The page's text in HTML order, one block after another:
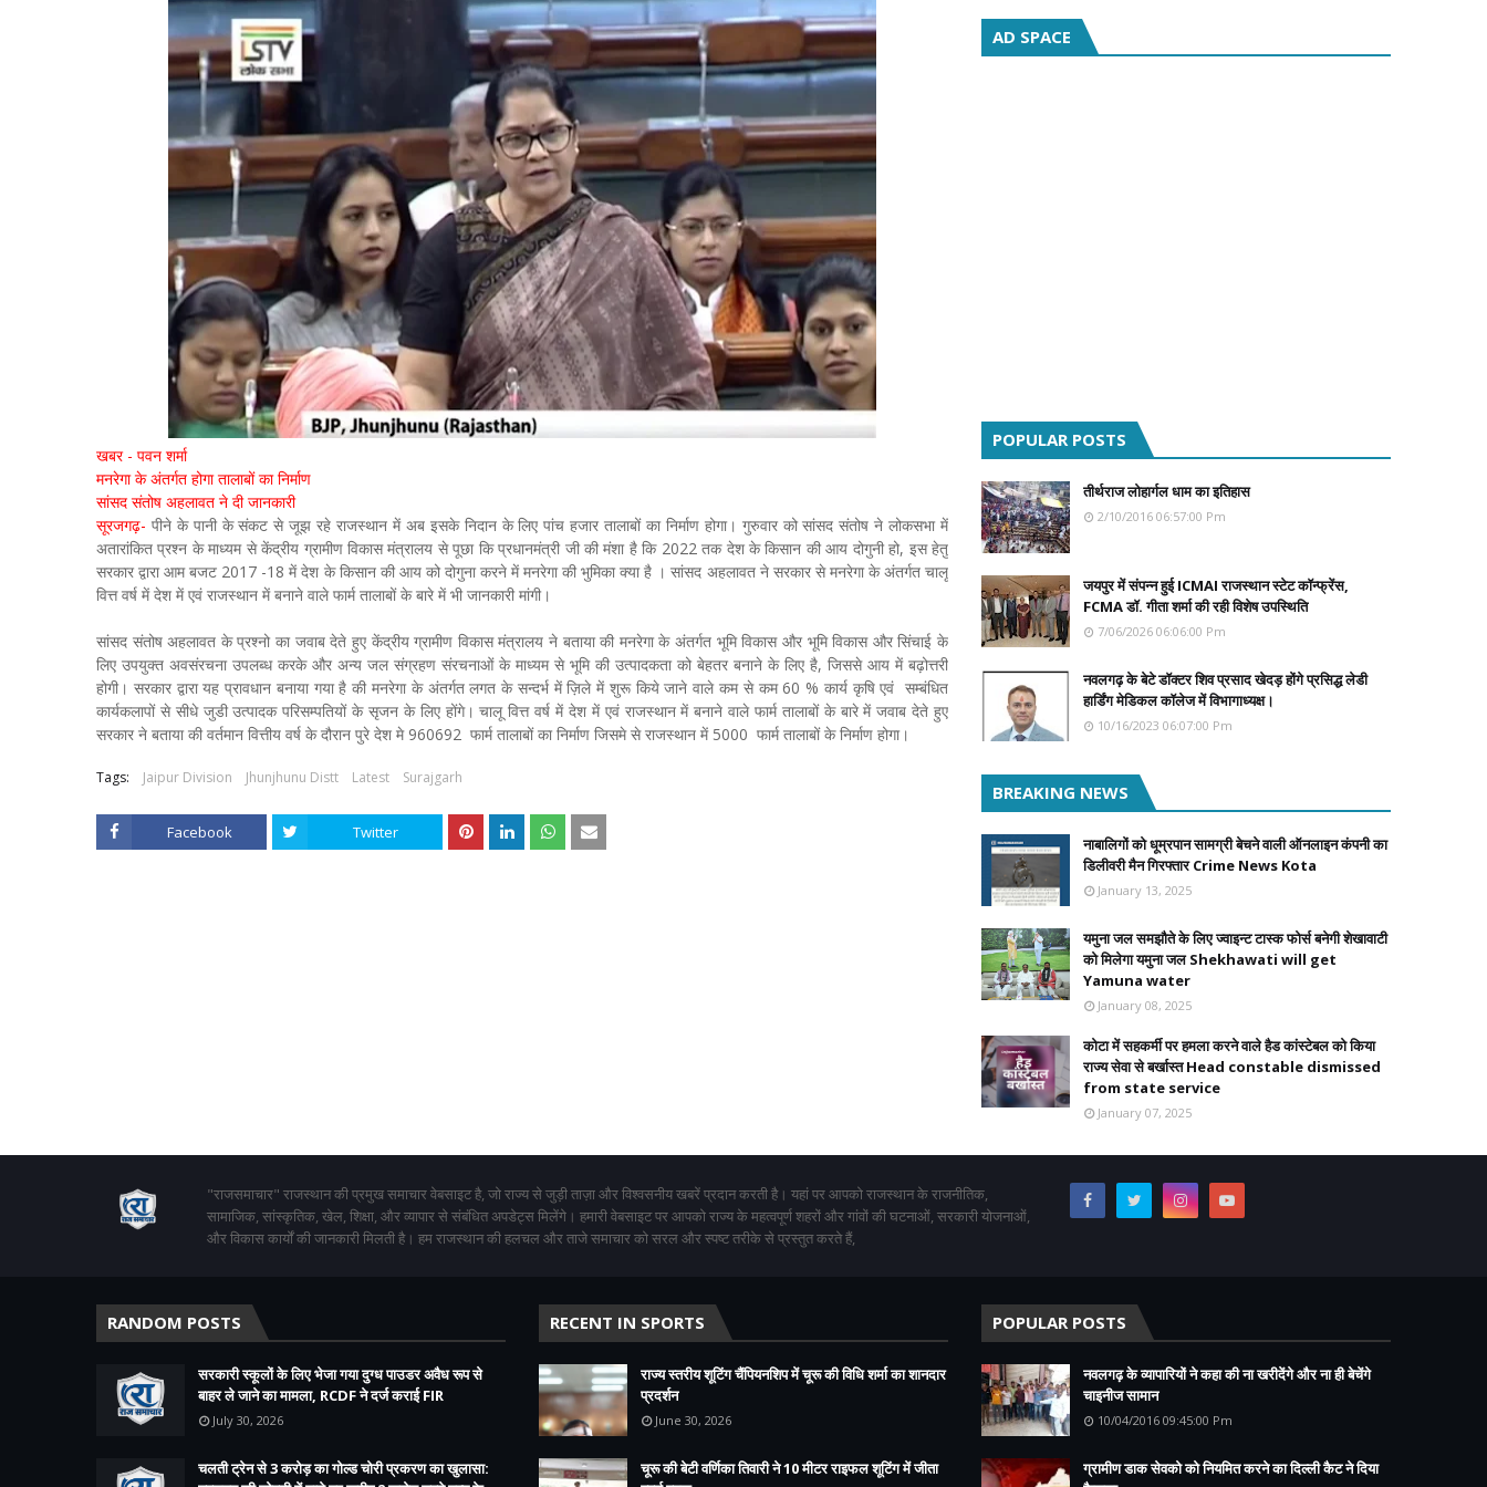
खबर - पवन शर्मा
मनरेगा के अंतर्गत होगा तालाबों का निर्माण
सांसद संतोष अहलावत ने दी जानकारी
सूरजगढ़- पीने के पानी के संकट से जूझ रहे राजस्थान में अब इसके निदान के लिए पांच हजार तालाबों का निर्माण होगा। गुरुवार को सांसद संतोष ने लोकसभा में
अतारांकित प्रश्न के माध्यम से केंद्रीय ग्रामीण विकास मंत्रालय से पूछा कि प्रधानमंत्री जी की मंशा है कि 2022 तक देश के किसान की आय दोगुनी हो, इस हेतु
सरकार द्वारा आम बजट 2017 -18 में देश के किसान की आय को दोगुना करने में मनरेगा की भुमिका क्या है । सांसद अहलावत ने सरकार से मनरेगा के अंतर्गत चालू
वित्त वर्ष में देश में एवं राजस्थान में बनाने वाले फार्म तालाबों के बारे में भी जानकारी मांगी।
सांसद संतोष अहलावत के प्रश्नो का जवाब देते हुए केंद्रीय ग्रामीण विकास मंत्रालय ने बताया की मनरेगा के अंतर्गत भूमि विकास और भूमि विकास और सिंचाई के
लिए उपयुक्त अवसंरचना उपलब्ध करके और अन्य जल संग्रहण संरचनाओं के माध्यम से भूमि की उत्पादकता को बेहतर बनाने के लिए है, जिससे आय में बढ़ोत्तरी
होगी। सरकार द्वारा यह प्रावधान बनाया गया है की मनरेगा के अंतर्गत लगत के सन्दर्भ में ज़िले में शुरू किये जाने वाले कम से कम 60 % कार्य कृषि एवं सम्बंधित
कार्यकलापों से सीधे जुडी उत्पादक परिसम्पतियों के सृजन के लिए होंगे। चालू वित्त वर्ष में देश में एवं राजस्थान में बनाने वाले फार्म तालाबों के बारे में जवाब देते हुए
सरकार ने बताया की वर्तमान वित्तीय वर्ष के दौरान पुरे देश मे 960692 फार्म तालाबों का निर्माण जिसमे से राजस्थान में 5000 फार्म तालाबों के निर्माण होगा।
Tags: Jaipur Division Jhunjhunu Distt Latest Surajgarh
Facebook Twitter
AD SPACE
POPULAR POSTS
तीर्थराज लोहार्गल धाम का इतिहास
2/10/2016 06:57:00 Pm
जयपुर में संपन्न हुई ICMAI राजस्थान स्टेट कॉन्फ्रेंस,
FCMA डॉ. गीता शर्मा की रही विशेष उपस्थिति
7/06/2026 06:06:00 Pm
नवलगढ़ के बेटे डॉक्टर शिव प्रसाद खेदड़ होंगे प्रसिद्ध लेडी
हार्डिंग मेडिकल कॉलेज में विभागाध्यक्ष।
10/16/2023 06:07:00 Pm
BREAKING NEWS
नाबालिगों को धूम्रपान सामग्री बेचने वाली ऑनलाइन कंपनी का
डिलीवरी मैन गिरफ्तार Crime News Kota
January 13, 2025
यमुना जल समझौते के लिए ज्वाइन्ट टास्क फोर्स बनेगी शेखावाटी
को मिलेगा यमुना जल Shekhawati will get
Yamuna water
January 08, 2025
कोटा में सहकर्मी पर हमला करने वाले हैड कांस्टेबल को किया
राज्य सेवा से बर्खास्त Head constable dismissed
from state service
January 07, 2025
"राजसमाचार" राजस्थान की प्रमुख समाचार वेबसाइट है, जो राज्य से जुड़ी ताज़ा और विश्वसनीय खबरें प्रदान करती है। यहां पर आपको राजस्थान के राजनीतिक,
सामाजिक, सांस्कृतिक, खेल, शिक्षा, और व्यापार से संबंधित अपडेट्स मिलेंगे। हमारी वेबसाइट पर आपको राज्य के महत्वपूर्ण शहरों और गांवों की घटनाओं, सरकारी योजनाओं,
और विकास कार्यों की जानकारी मिलती है। हम राजस्थान की हलचल और ताजे समाचार को सरल और स्पष्ट तरीके से प्रस्तुत करते हैं,
RANDOM POSTS
सरकारी स्कूलों के लिए भेजा गया दुग्ध पाउडर अवैध रूप से
बाहर ले जाने का मामला, RCDF ने दर्ज कराई FIR
July 30, 2026
चलती ट्रेन से 3 करोड़ का गोल्ड चोरी प्रकरण का खुलासा:
RECENT IN SPORTS
राज्य स्तरीय शूटिंग चैंपियनशिप में चूरू की विधि शर्मा का शानदार
प्रदर्शन
June 30, 2026
चूरू की बेटी वर्णिका तिवारी ने 10 मीटर राइफल शूटिंग में जीता
POPULAR POSTS
नवलगढ़ के व्यापारियों ने कहा की ना खरीदेंगे और ना ही बेचेंगे
चाइनीज सामान
10/04/2016 09:45:00 Pm
ग्रामीण डाक सेवको को नियमित करने का दिल्ली कैट ने दिया